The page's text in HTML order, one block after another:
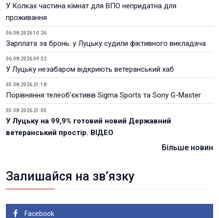
У Колках частина кімнат для ВПО непридатна для
проживання
06.08.2026 10:26
Зарплата за бронь: у Луцьку судили фіктивного викладача
06.08.2026 09:32
У Луцьку незабаром відкриють ветеранський хаб
05.08.2026 21:18
Порівняння телеоб'єктивів Sigma Sports та Sony G-Master
05.08.2026 21:00
У Луцьку на 99,9% готовий новий Державний
ветеранський простір. ВІДЕО
Більше новин
Залишайся на зв’язку
Facebook